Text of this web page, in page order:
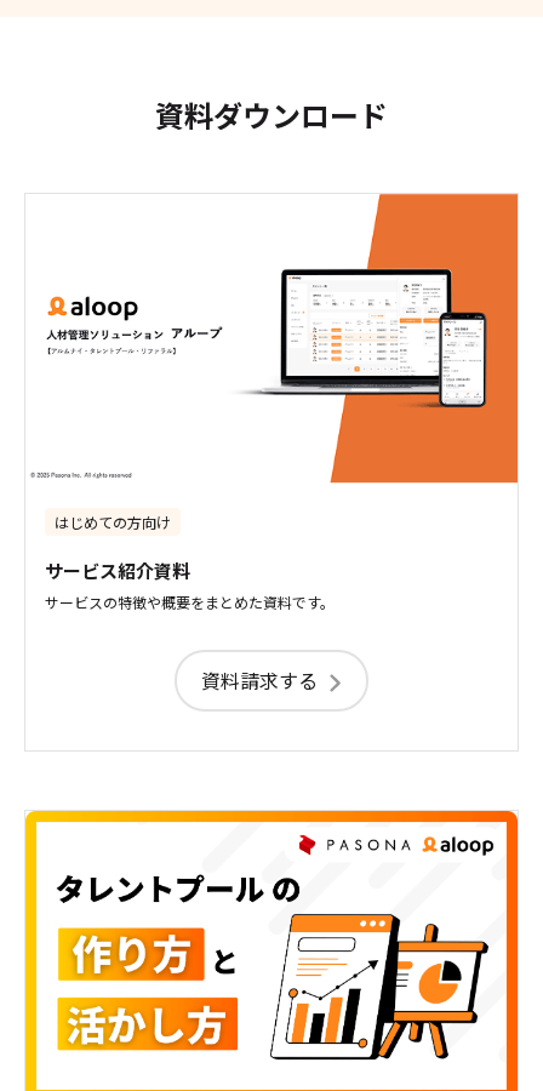
資料ダウンロード
はじめての方向け
サービス紹介資料
サービスの特徴や概要をまとめた資料です。
資料請求する